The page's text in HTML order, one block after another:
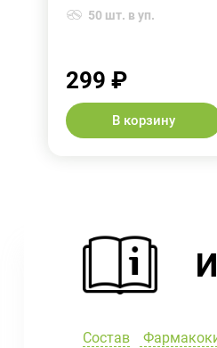
50 шт. в уп.
299 ₽
В корзину
Состав